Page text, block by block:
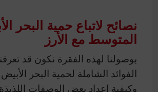
نصائح لاتباع حمية البحر
المتوسط مع الأرز
بوصولنا لهذه الفقرة نكون قد
الفوائد الشاملة لحمية البحر
وكيفية إعداد بعض الوصفات